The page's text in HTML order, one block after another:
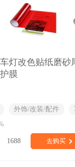
灯改色贴纸磨砂
膜
外饰/改装/配件
1688 去购买